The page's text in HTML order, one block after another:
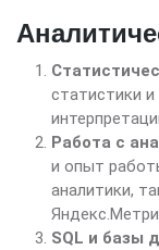
статистики
Работа с
и опыт
аналитики,
SQL и базы